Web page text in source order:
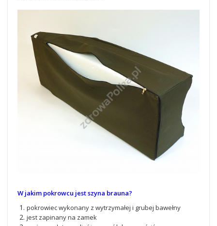
W jakim pokrowcu jest szyna brauna?
pokrowiec wykonany z wytrzymałej i grubej bawełny
jest zapinany na zamek